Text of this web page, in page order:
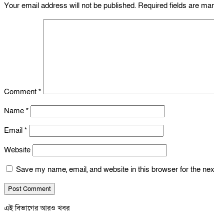
Your email address will not be published. Required fields are
Comment *
Name *
Email *
Website
Save my name, email, and website in this browser for the
এই বিভাগের আরও খবর